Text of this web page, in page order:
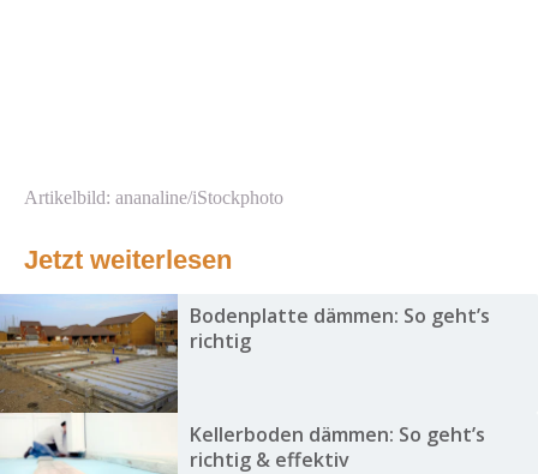
Artikelbild: ananaline/iStockphoto
Jetzt weiterlesen
Bodenplatte dämmen: So geht’s
richtig
Kellerboden dämmen: So geht’s
richtig & effektiv